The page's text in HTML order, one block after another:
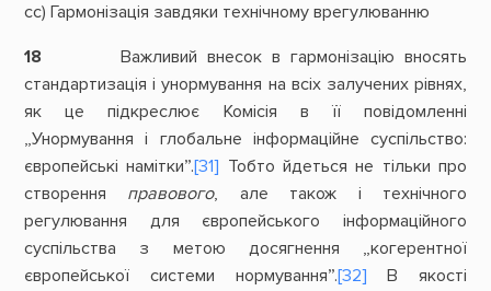
сс) Гармонізація завдяки технічному врегулюванню
18Важливий внесок в гармонізацію вносять
стандартизація і унормування на всіх залучених рівнях,
як це підкреслює Комісія в її повідомленні
„Унормування і глобальне інформаційне суспільство:
європейські намітки”.[31] Тобто йдеться не тільки про
створення правового, але також і технічного
регулювання для європейського інформаційного
суспільства з метою досягнення „когерентної
європейської системи нормування”.[32] В якості